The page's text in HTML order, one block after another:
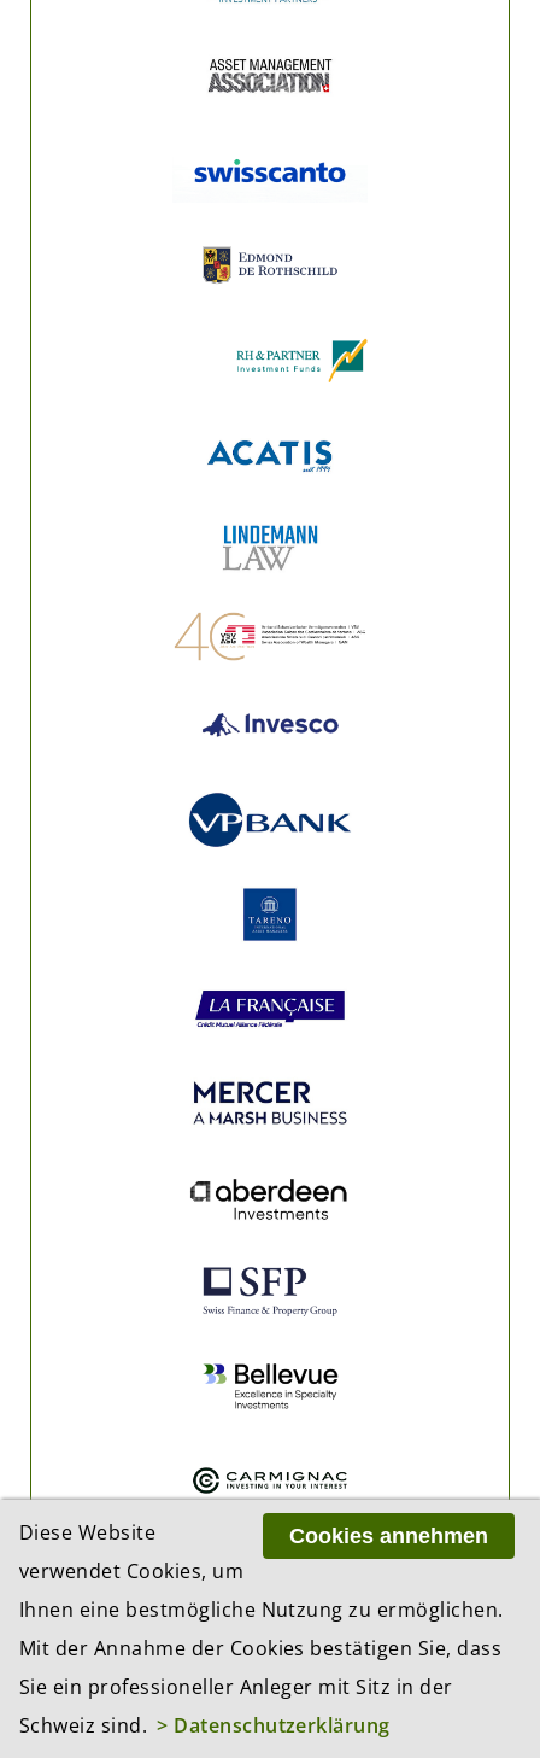
Cookies annehmen
Diese Website
verwendet Cookies, um
Ihnen eine bestmögliche Nutzung zu ermöglichen.
Mit der Annahme der Cookies bestätigen Sie, dass
Sie ein professioneller Anleger mit Sitz in der
Schweiz sind. > Datenschutzerklärung